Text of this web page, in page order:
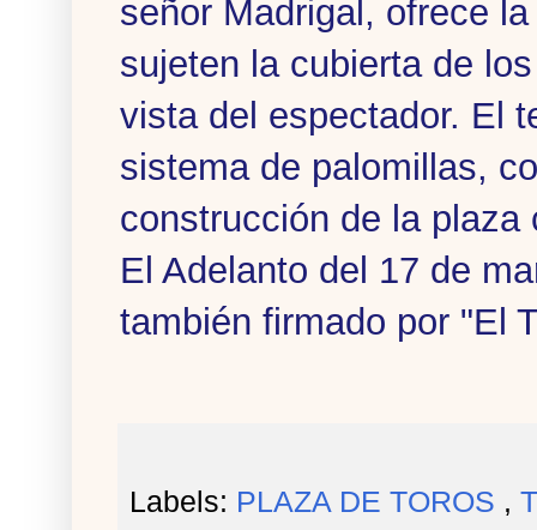
señor Madrigal, ofrece
sujeten la cubierta de
vista del espectador. El
sistema de palomillas,
construcción de la
El Adelanto del 17 de
también firmado por "El
Labels: PLAZA DE TOROS ,